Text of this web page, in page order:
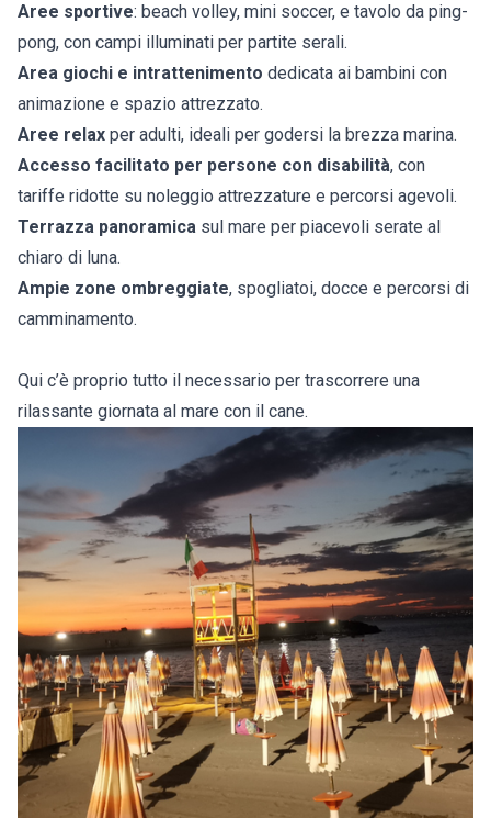
Aree sportive: beach volley, mini soccer, e tavolo da ping-
pong, con campi illuminati per partite serali.
Area giochi e intrattenimento dedicata ai bambini con
animazione e spazio attrezzato.
Aree relax per adulti, ideali per godersi la brezza marina.
Accesso facilitato per persone con disabilità, con
tariffe ridotte su noleggio attrezzature e percorsi agevoli.
Terrazza panoramica sul mare per piacevoli serate al
chiaro di luna.
Ampie zone ombreggiate, spogliatoi, docce e percorsi di
camminamento.
Qui c’è proprio tutto il necessario per trascorrere una
rilassante giornata al mare con il cane.